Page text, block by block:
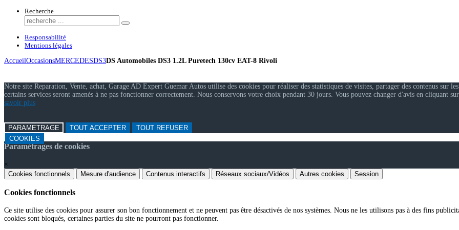
Recherche
Responsabilité
Mentions légales
AccueilOccasionsMERCEDESDS3DS Automobiles DS3 1.2L Puretech 130cv EAT-8 Rivoli
Notre site Reparation, Vente, achat, Garage AD Expert Guemar Autos utilise des cookies pour réaliser des statistiques de visites, partager des contenus sur
certains services seront amenés à ne pas fonctionner correctement. Nous conservons votre choix pendant 30 jours. Vous pouvez changer d'avis en cliquant
savoir plus
PARAMETRAGE TOUT ACCEPTER
TOUT REFUSER
COOKIES
Paramétrages de cookies
×
Cookies fonctionnels
Mesure d'audience Contenus interactifs Réseaux sociaux/Vidéos Autres cookies Session
Cookies fonctionnels
Ce site utilise des cookies pour assurer son bon fonctionnement et ne peuvent pas être désactivés de nos systèmes. Nous ne les utilisons pas à des fins
cookies sont bloqués, certaines parties du site ne pourront pas fonctionner.